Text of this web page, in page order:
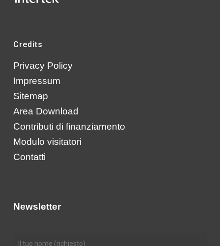
Credits
Privacy Policy
Impressum
Sitemap
Area Download
Contributi di finanziamento
Modulo visitatori
Contatti
Newsletter